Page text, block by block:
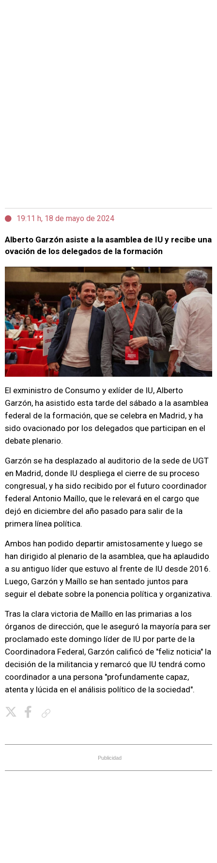
19:11 h, 18 de mayo de 2024
Alberto Garzón asiste a la asamblea de IU y recibe una
ovación de los delegados de la formación
El exministro de Consumo y exlíder de IU, Alberto
Garzón, ha asistido esta tarde del sábado a la asamblea
federal de la formación, que se celebra en Madrid, y ha
sido ovacionado por los delegados que participan en el
debate plenario.
Garzón se ha desplazado al auditorio de la sede de UGT
en Madrid, donde IU despliega el cierre de su proceso
congresual, y ha sido recibido por el futuro coordinador
federal Antonio Maíllo, que le relevará en el cargo que
dejó en diciembre del año pasado para salir de la
primera línea política.
Ambos han podido departir amistosamente y luego se
han dirigido al plenario de la asamblea, que ha aplaudido
a su antiguo líder que estuvo al frente de IU desde 2016.
Luego, Garzón y Maíllo se han sentado juntos para
seguir el debate sobre la ponencia política y organizativa.
Tras la clara victoria de Maíllo en las primarias a los
órganos de dirección, que le aseguró la mayoría para ser
proclamado este domingo líder de IU por parte de la
Coordinadora Federal, Garzón calificó de "feliz noticia" la
decisión de la militancia y remarcó que IU tendrá como
coordinador a una persona "profundamente capaz,
atenta y lúcida en el análisis político de la sociedad".
Publicidad